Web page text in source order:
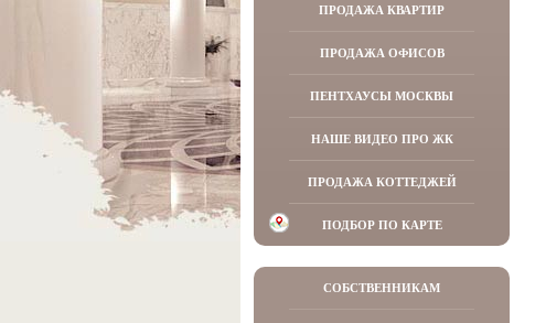
ПРОДАЖА КВАРТИР
ПРОДАЖА ОФИСОВ
ПЕНТХАУСЫ МОСКВЫ
НАШЕ ВИДЕО ПРО ЖК
ПРОДАЖА КОТТЕДЖЕЙ
ПОДБОР ПО КАРТЕ
СОБСТВЕННИКАМ